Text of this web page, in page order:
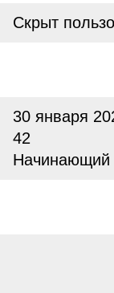
Скрыт
30 января
42
Начинающий